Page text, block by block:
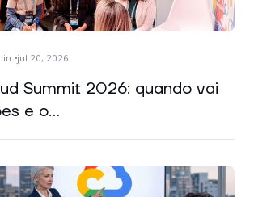
jul 20, 2026
Summit 2026: quando vai
e o...